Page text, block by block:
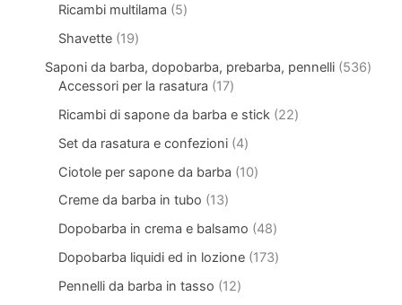
Ricambi multilama
5
Shavette 19
Saponi da barba, dopobarba, prebarba, pennelli 536
Accessori per la rasatura
17
Ricambi di sapone da barba e stick 22
Set da rasatura e confezioni 4
Ciotole per sapone da barba
10
Creme da barba in tubo
13
Dopobarba in crema e balsamo
48
Dopobarba liquidi ed in lozione 173
Pennelli da barba in tasso
12